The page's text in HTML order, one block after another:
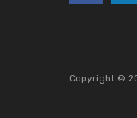
Copyright ©